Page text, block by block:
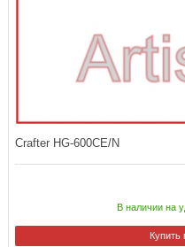
Crafter HG-600CE/N
В наличии на
Купить